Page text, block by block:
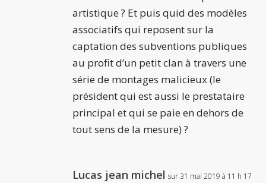
artistique ? Et puis quid des modèles
associatifs qui reposent sur la
captation des subventions publiques
au profit d’un petit clan à travers une
série de montages malicieux (le
président qui est aussi le prestataire
principal et qui se paie en dehors de
tout sens de la mesure) ?
Lucas jean michel sur 31 mai 2019 à 11 h 17